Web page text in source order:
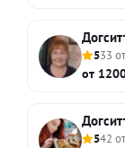
533
от
542